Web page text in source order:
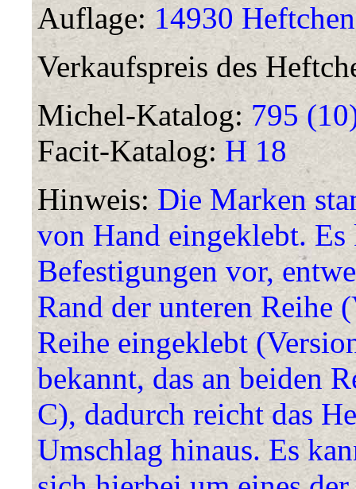
Auflage: 14930 Heftchen
Verkaufspreis des
Michel-Katalog: 795
Facit-Katalog: H 18
Hinweis:Die Marken
von Hand eingeklebt. Es
Befestigungen vor,
Rand der unteren Reihe
Reihe eingeklebt
bekannt, das an beiden
C), dadurch reicht das
Umschlag hinaus. Es